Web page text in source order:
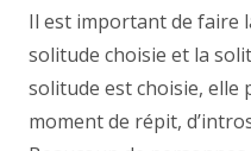
Il est important de faire
solitude choisie et la
solitude est choisie, elle
moment de répit,